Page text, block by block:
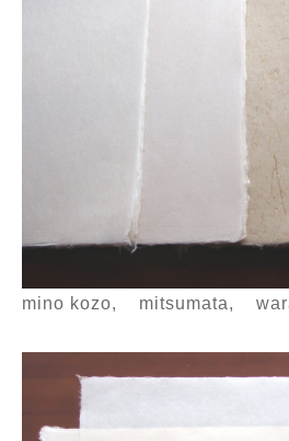
mino kozo, mitsumata,